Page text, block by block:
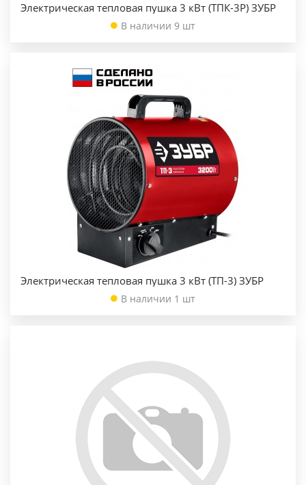
Электрическая тепловая пушка 3 кВт (ТПК-3Р) ЗУБР
В наличии 9 шт
Электрическая тепловая пушка 3 кВт (ТП-3) ЗУБР
В наличии 1 шт